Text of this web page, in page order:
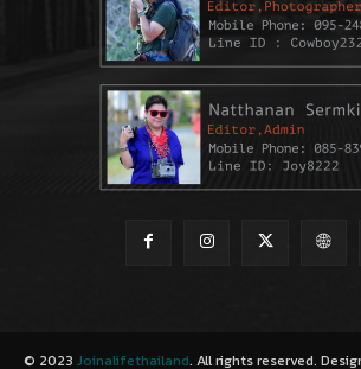
© 2023 Joinalifethailand. All rights reserved.